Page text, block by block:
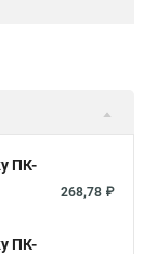
ПК-
268,78 ₽
ПК-